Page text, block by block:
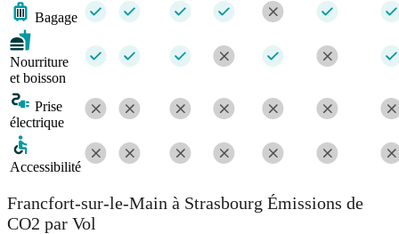
Bagage
Nourriture
et boisson
Prise
électrique
Accessibilité
Francfort-sur-le-Main à Strasbourg Émissions de
CO2 par Vol